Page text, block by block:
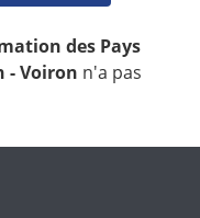
des Pays
- Voiron n'a pas